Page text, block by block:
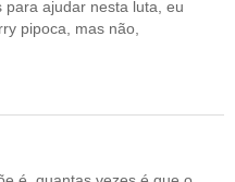
ajudar nesta luta, eu
pipoca, mas não,